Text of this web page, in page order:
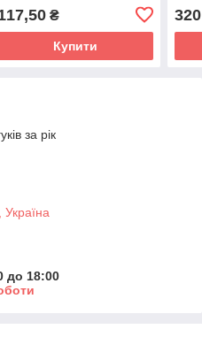
₴
Купити
320
за рік
до 18:00